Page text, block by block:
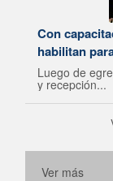
Con
habilitan
Luego de
y recepción...
Ver más